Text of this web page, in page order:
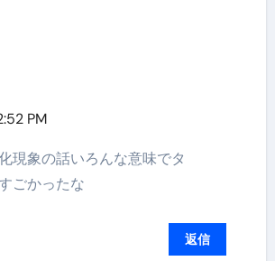
PM
現象の話いろんな意味でタ
ごかったな
返信